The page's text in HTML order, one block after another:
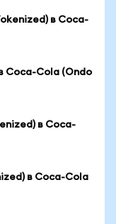
в Coca-
Coca-Cola (Ondo
в Coca-
в Coca-Cola